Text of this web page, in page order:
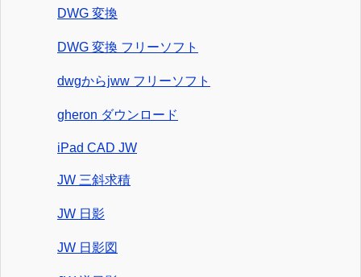
DWG 変換
DWG 変換 フリーソフト
dwgからjww フリーソフト
gheron ダウンロード
iPad CAD JW
JW 三斜求積
JW 日影
JW 日影図